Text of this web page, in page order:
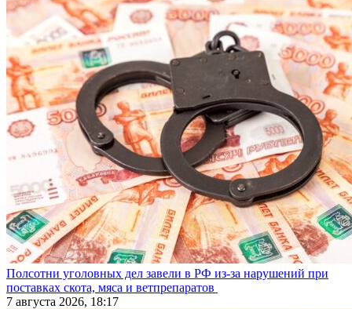
Полсотни уголовных дел завели в РФ из-за нарушений при
поставках скота, мяса и ветпрепаратов
7 августа 2026, 18:17